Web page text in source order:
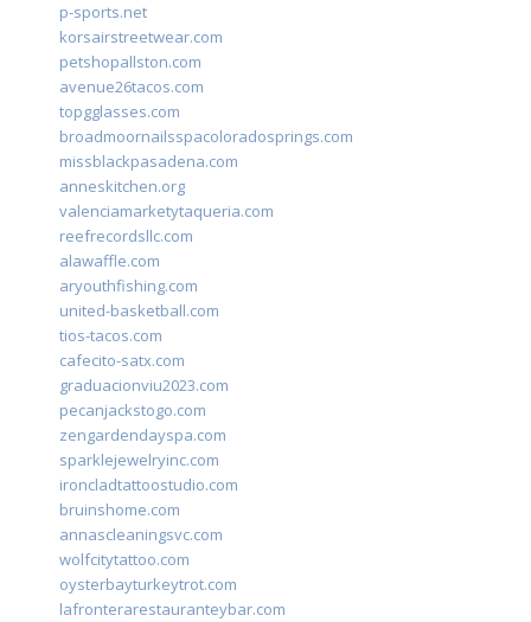
p-sports.net
korsairstreetwear.com
petshopallston.com
avenue26tacos.com
topgglasses.com
broadmoornailsspacoloradosprings.com
missblackpasadena.com
anneskitchen.org
valenciamarketytaqueria.com
reefrecordsllc.com
alawaffle.com
aryouthfishing.com
united-basketball.com
tios-tacos.com
cafecito-satx.com
graduacionviu2023.com
pecanjackstogo.com
zengardendayspa.com
sparklejewelryinc.com
ironcladtattoostudio.com
bruinshome.com
annascleaningsvc.com
wolfcitytattoo.com
oysterbayturkeytrot.com
lafronterarestauranteybar.com